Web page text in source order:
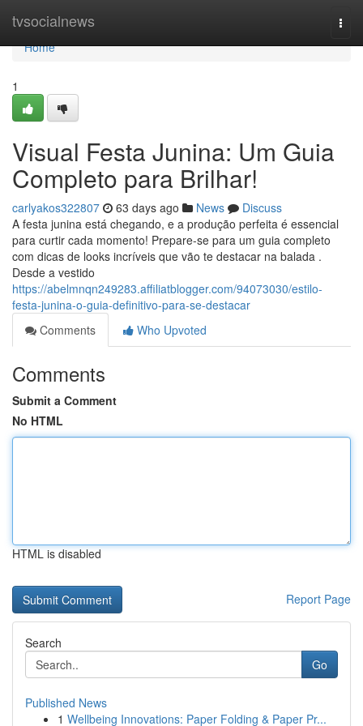
tvsocialnews
Home
Home
1
Visual Festa Junina: Um Guia
Completo para Brilhar!
carlyakos322807 63 days ago News
Discuss
A festa junina está chegando, e a produção perfeita é essencial
para curtir cada momento! Prepare-se para um guia completo
com dicas de looks incríveis que vão te destacar na balada .
Desde a vestido
https://abelmnqn249283.affiliatblogger.com/94073030/estilo-
festa-junina-o-guia-definitivo-para-se-destacar
Comments
Who Upvoted
Comments
Submit a Comment
No HTML
HTML is disabled
Report Page
Search
Go
Published News
1 Wellbeing Innovations: Paper Folding & Paper Pr...